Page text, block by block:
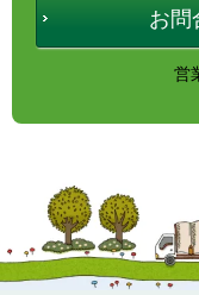
お問
営